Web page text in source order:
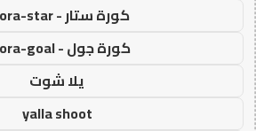
كورة ستار - koora-star
كورة جول - koora-goal
يلا شوت
yalla shoot